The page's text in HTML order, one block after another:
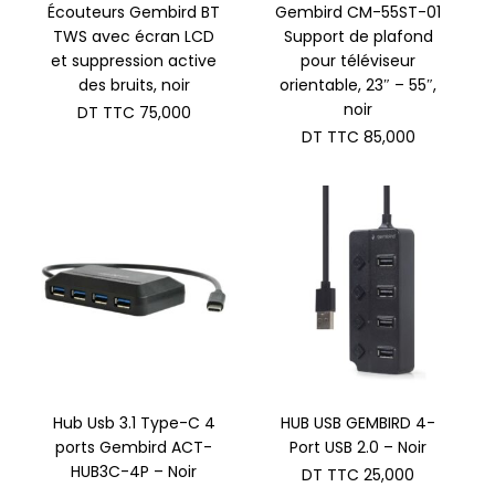
Écouteurs Gembird BT
TWS avec écran LCD
et suppression active
des bruits, noir
DT TTC 75,000
Gembird CM-55ST-01
Support de plafond
pour téléviseur
orientable, 23″ – 55″,
noir
DT TTC 85,000
Hub Usb 3.1 Type-C 4
ports Gembird ACT-
HUB3C-4P – Noir
HUB USB GEMBIRD 4-
Port USB 2.0 – Noir
DT TTC 25,000